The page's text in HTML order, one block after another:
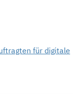
für digitale